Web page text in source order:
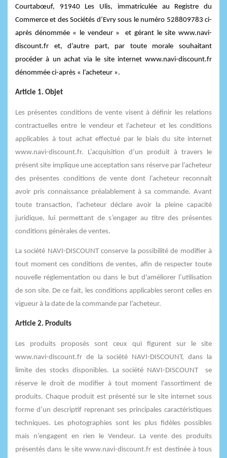
Courtabœuf, 91940 Les Ulis, immatriculée au Registre du
Commerce et des Sociétés d’Evry sous le numéro 528809783 ci-
après dénommée « le vendeur »
et gérant le site www.navi-
discount.fr et, d’autre part, par toute morale souhaitant
procéder à un achat via le site internet www.navi-discount.fr
dénommée ci-après « l’acheteur ».
Article 1. Objet
Les présentes conditions de vente visent à définir les relations
contractuelles entre le vendeur et l’acheteur et les conditions
applicables à tout achat effectué par le biais du site internet
www.navi-discount.fr. L’acquisition d’un produit à travers le
présent site implique une acceptation sans réserve par l’acheteur
des présentes conditions de vente dont l’acheteur reconnaît
avoir pris connaissance préalablement à sa commande. Avant
toute transaction, l’acheteur déclare avoir la pleine capacité
juridique, lui permettant de s’engager au titre des présentes
conditions générales de ventes.
La société NAVI-DISCOUNT conserve la possibilité de modifier à
tout moment ces conditions de ventes, afin de respecter toute
nouvelle réglementation ou dans le but d'améliorer l’utilisation
de son site. De ce fait, les conditions applicables seront celles en
vigueur à la date de la commande par l’acheteur.
Article 2. Produits
Les produits proposés sont ceux qui figurent sur le site
www.navi-discount.fr de la société NAVI-DISCOUNT, dans la
limite des stocks disponibles. La société NAVI-DISCOUNT se
réserve le droit de modifier à tout moment l’assortiment de
produits. Chaque produit est présenté sur le site internet sous
forme d’un descriptif reprenant ses principales caractéristiques
techniques. Les photographies sont les plus fidèles possibles
mais n’engagent en rien le Vendeur. La vente des produits
présentés dans le site www.navi-discount.fr est destinée à tous